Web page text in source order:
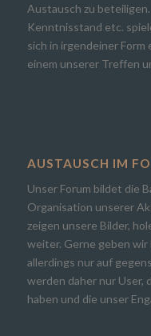
Austausch zu
Kenntnisstand etc.
sich in irgendeiner Form
einem unserer Treffen
AUSTAUSCH IM
Unser Forum bildet die
Organisation unserer
zeigen unsere Bilder,
weiter. Gerne geben
allerdings nur auf
werden daher nur User,
haben und die unser